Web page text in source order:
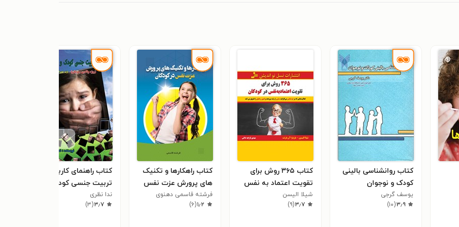
کتاب روانشناسی بالینی
کودک و نوجوان
یوسف گرجی
۳٫۹(۱۰)
کتاب ۳۶۵ روش برای
تقویت اعتماد به نفس
در کودکان
شیلا الیسن
۳٫۷(۹)
کتاب راهکارها و تکنیک
های پرورش عزت نفس
در کودکان
فرشته قاسمی دهنوی
۱٫۲(۶)
کتاب راهنمای کاربردی
تربیت جنسی کودک و
نوجوان
ندا نظری
۳٫۷(۳)